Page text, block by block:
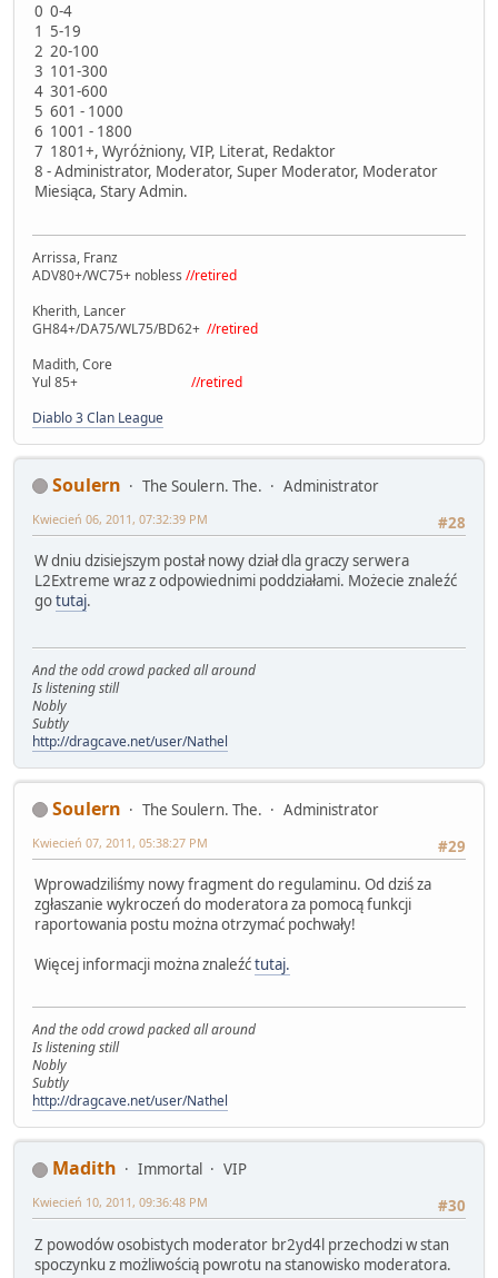
0 0-4
1 5-19
2 20-100
3 101-300
4 301-600
5 601 - 1000
6 1001 - 1800
7 1801+, Wyróżniony, VIP, Literat, Redaktor
8 - Administrator, Moderator, Super Moderator, Moderator
Miesiąca, Stary Admin.
Arrissa, Franz
ADV80+/WC75+ nobless //retired
Kherith, Lancer
GH84+/DA75/WL75/BD62+ //retired
Madith, Core
Yul 85+ //retired
Diablo 3 Clan League
Soulern The Soulern. The.
Administrator
#28
Kwiecień 06, 2011, 07:32:39 PM
W dniu dzisiejszym postał nowy dział dla graczy serwera
L2Extreme wraz z odpowiednimi poddziałami. Możecie znaleźć
gotutaj.
And the odd crowd packed all around
Is listening still
Nobly
Subtly
http://dragcave.net/user/Nathel
Soulern The Soulern. The.
Administrator
#29
Kwiecień 07, 2011, 05:38:27 PM
Wprowadziliśmy nowy fragment do regulaminu. Od dziś za
zgłaszanie wykroczeń do moderatora za pomocą funkcji
raportowania postu można otrzymać pochwały!
Więcej informacji można znaleźćtutaj.
And the odd crowd packed all around
Is listening still
Nobly
Subtly
http://dragcave.net/user/Nathel
Madith Immortal
VIP
#30
Kwiecień 10, 2011, 09:36:48 PM
Z powodów osobistych moderator br2yd4l przechodzi w stan
spoczynku z możliwością powrotu na stanowisko moderatora.